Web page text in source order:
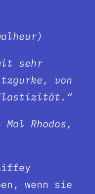
sehr
von
Rhodos,
wenn sie